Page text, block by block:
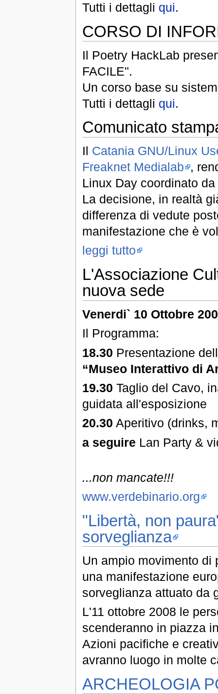
Tutti i dettagli qui.
CORSO DI
Il Poetry HackLab
FACILE".
Un corso base su
Tutti i dettagli qui.
Comunicato
Il Catania GNU/Linux
Freaknet Medialab ,
Linux Day coordinato
La decisione, in realtà
differenza di vedute
manifestazione che è
leggi tutto
L'Associazione
nuova sede
Venerdi` 10 Ottobre
Il Programma:
18.30 Presentazione
“Museo Interattivo di
19.30 Taglio del Cavo,
guidata all'esposizione
20.30 Aperitivo (drinks,
a seguire Lan Party &
...non mancate!!!
www.verdebinario.org
"Libertà, non
sorveglianza
Un ampio movimento di
una manifestazione
sorveglianza attuato da
L'11 ottobre 2008 le
scenderanno in piazza
Azioni pacifiche e
avranno luogo in molte
ARCHEOLOGIA